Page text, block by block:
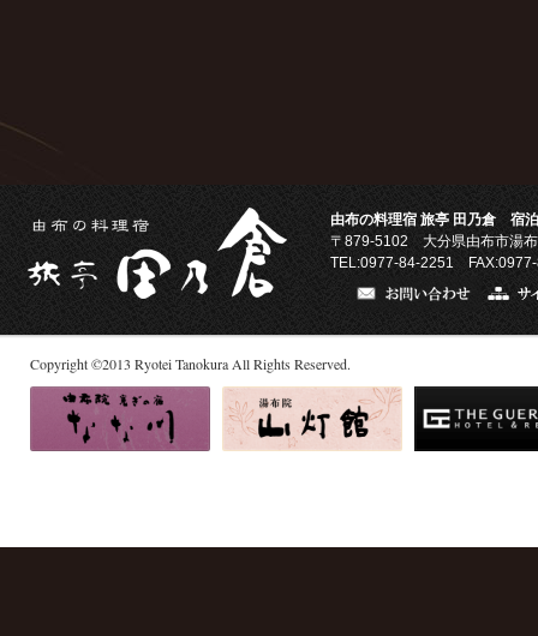
由布の料理宿 旅亭 田乃倉 宿
〒879-5102 大分県由布市湯
TEL:0977-84-2251
Copyright©2013 Ryotei Tanokura All Rights Reserved.